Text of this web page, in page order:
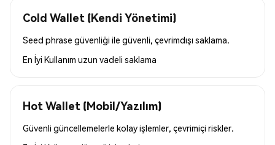
Cold Wallet (Kendi Yönetimi)
Seed phrase güvenliği ile güvenli, çevrimdışı saklama.
En İyi Kullanım uzun vadeli saklama
Hot Wallet (Mobil/Yazılım)
Güvenli güncellemelerle kolay işlemler, çevrimiçi riskler.